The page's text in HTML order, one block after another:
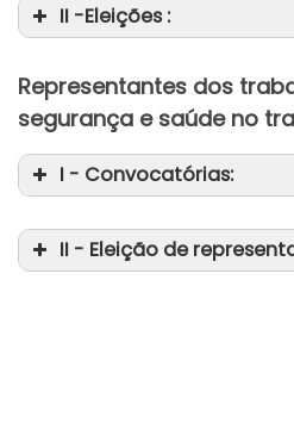
II -Eleições :
Representantes dos
segurança e saúde no
I - Convocatórias:
II - Eleição de